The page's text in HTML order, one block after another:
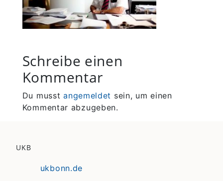
Schreibe einen
Kommentar
Du musstangemeldet sein, um einen
Kommentar abzugeben.
UKB
ukbonn.de